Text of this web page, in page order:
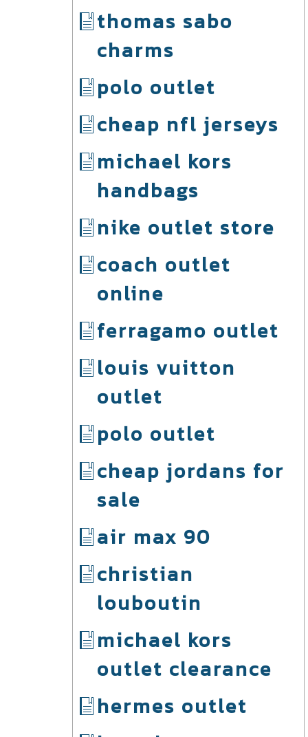
thomas sabo
charms
polo outlet
cheap nfl jerseys
michael kors
handbags
nike outlet store
coach outlet
online
ferragamo outlet
louis vuitton
outlet
polo outlet
cheap jordans for
sale
air max 90
christian
louboutin
michael kors
outlet clearance
hermes outlet